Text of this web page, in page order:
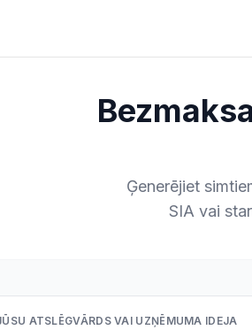
Ģenerējiet
SIA vai
ATSLĒGVĀRDS VAI UZŅĒMUMA IDEJA